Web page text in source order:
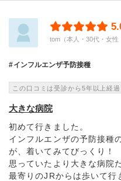
tom（本人・30代・女性
インフルエンザ予防接種
この口コミは受診から5年以上経過
大きな病院
初めて行きました。
インフルエンザの予防接種
が、着いてみてびっくり！
思っていたより大きな病院
最寄りのJRからは歩いて行